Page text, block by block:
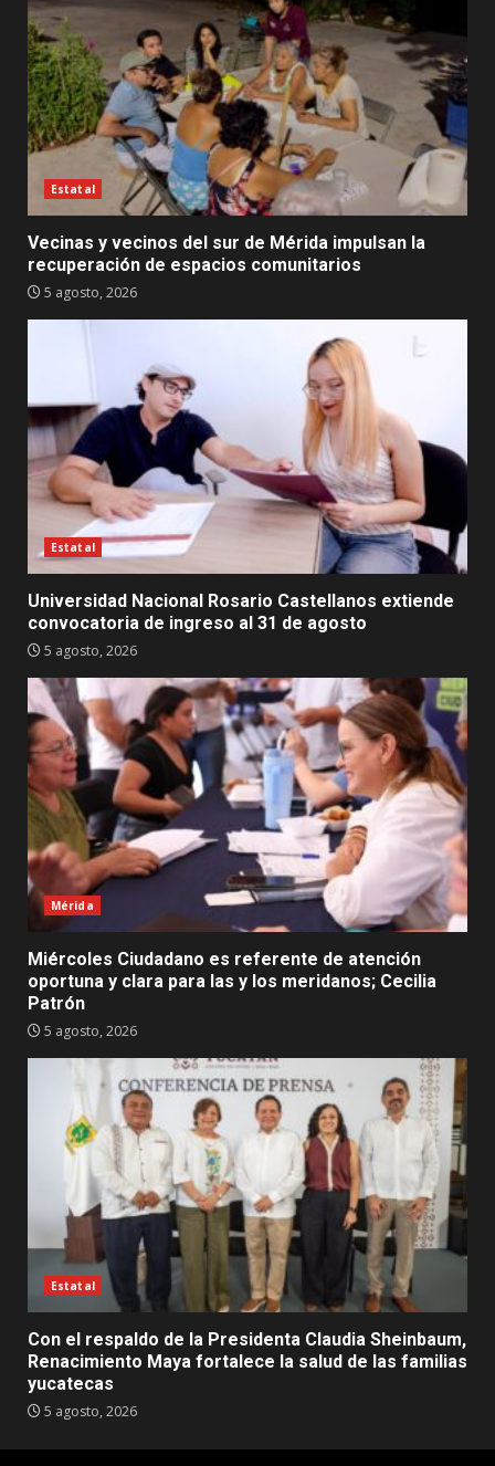
Estatal
Vecinas y vecinos del sur de Mérida impulsan la
recuperación de espacios comunitarios
5 agosto, 2026
Estatal
Universidad Nacional Rosario Castellanos extiende
convocatoria de ingreso al 31 de agosto
5 agosto, 2026
Mérida
Miércoles Ciudadano es referente de atención
oportuna y clara para las y los meridanos; Cecilia
Patrón
5 agosto, 2026
Estatal
Con el respaldo de la Presidenta Claudia Sheinbaum,
Renacimiento Maya fortalece la salud de las familias
yucatecas
5 agosto, 2026